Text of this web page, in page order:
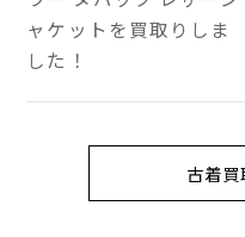
ャケットを買取りしま
した！
古着